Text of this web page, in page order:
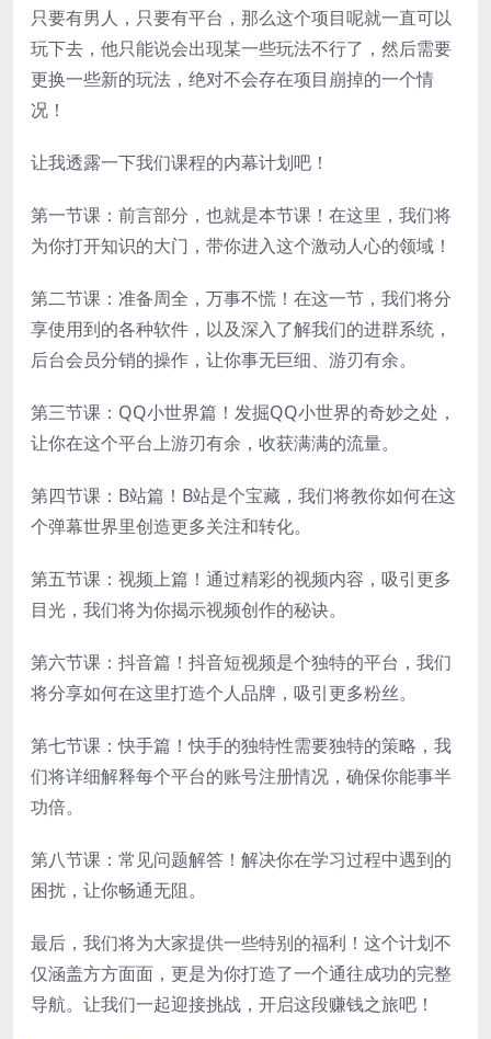
只要有男人，只要有平台，那么这个项目呢就一直可以
玩下去，他只能说会出现某一些玩法不行了，然后需要
更换一些新的玩法，绝对不会存在项目崩掉的一个情
况！
让我透露一下我们课程的内幕计划吧！
第一节课：前言部分，也就是本节课！在这里，我们将
为你打开知识的大门，带你进入这个激动人心的领域！
第二节课：准备周全，万事不慌！在这一节，我们将分
享使用到的各种软件，以及深入了解我们的进群系统，
后台会员分销的操作，让你事无巨细、游刃有余。
第三节课：QQ小世界篇！发掘QQ小世界的奇妙之处，
让你在这个平台上游刃有余，收获满满的流量。
第四节课：B站篇！B站是个宝藏，我们将教你如何在这
个弹幕世界里创造更多关注和转化。
第五节课：视频上篇！通过精彩的视频内容，吸引更多
目光，我们将为你揭示视频创作的秘诀。
第六节课：抖音篇！抖音短视频是个独特的平台，我们
将分享如何在这里打造个人品牌，吸引更多粉丝。
第七节课：快手篇！快手的独特性需要独特的策略，我
们将详细解释每个平台的账号注册情况，确保你能事半
功倍。
第八节课：常见问题解答！解决你在学习过程中遇到的
困扰，让你畅通无阻。
最后，我们将为大家提供一些特别的福利！这个计划不
仅涵盖方方面面，更是为你打造了一个通往成功的完整
导航。让我们一起迎接挑战，开启这段赚钱之旅吧！